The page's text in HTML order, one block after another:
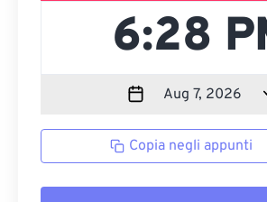
Copia negli appunti